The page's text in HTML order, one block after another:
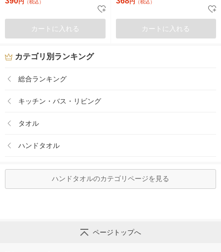
円 （税込）
カートに入れる
円 （税込）
カートに入れる
カテゴリ別ランキング
総合ランキング
キッチン・バス・リビング
タオル
ハンドタオル
ハンドタオルのカテゴリページを見る
ページトップへ